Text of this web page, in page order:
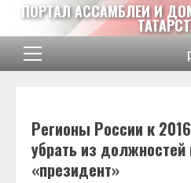
Перейти
содержимому
ПОРТАЛ АССАМБЛЕИ И
Основное
Регионы России к
убрать из должностей
«президент»